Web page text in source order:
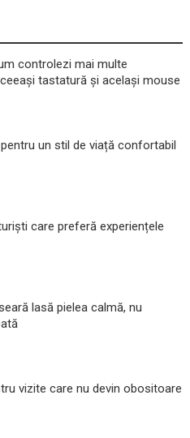
controlezi mai multe
tastatură și același mouse
un stil de viață confortabil
care preferă experiențele
lasă pielea calmă, nu
vizite care nu devin obositoare